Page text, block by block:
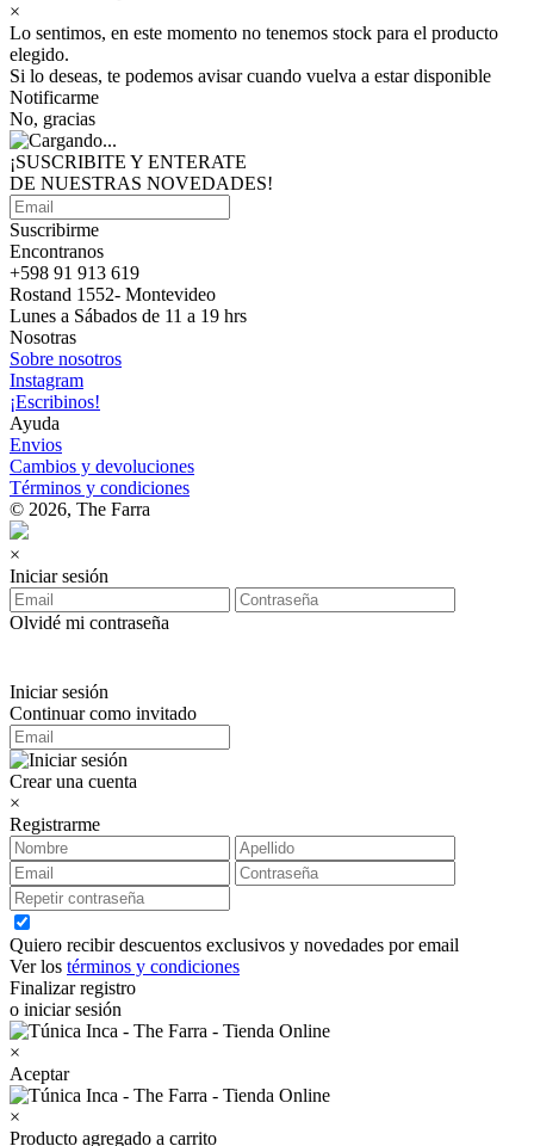
×
Lo sentimos, en este momento no tenemos stock para el producto
elegido.
Si lo deseas, te podemos avisar cuando vuelva a estar disponible
Notificarme
No, gracias
¡SUSCRIBITE Y ENTERATE
DE NUESTRAS NOVEDADES!
Suscribirme
Encontranos
+598 91 913 619
Rostand 1552- Montevideo
Lunes a Sábados de 11 a 19 hrs
Nosotras
Sobre nosotros
Instagram
¡Escribinos!
Ayuda
Envios
Cambios y devoluciones
Términos y condiciones
© 2026, The Farra
×
Iniciar sesión
Olvidé mi contraseña
Iniciar sesión
Continuar como invitado
Crear una cuenta
×
Registrarme
Quiero recibir descuentos exclusivos y novedades por email
Ver los términos y condiciones
Finalizar registro
o iniciar sesión
×
Aceptar
×
Producto agregado a carrito